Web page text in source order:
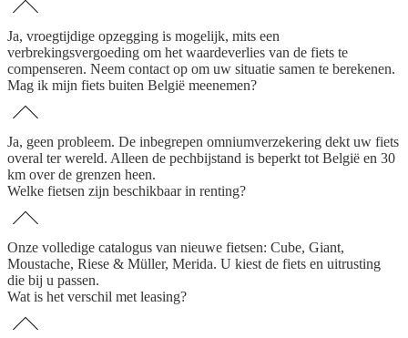
Ja, vroegtijdige opzegging is mogelijk, mits een
verbrekingsvergoeding om het waardeverlies van de fiets te
compenseren. Neem contact op om uw situatie samen te berekenen.
Mag ik mijn fiets buiten België meenemen?
Ja, geen probleem. De inbegrepen omniumverzekering dekt uw fiets
overal ter wereld. Alleen de pechbijstand is beperkt tot België en 30
km over de grenzen heen.
Welke fietsen zijn beschikbaar in renting?
Onze volledige catalogus van nieuwe fietsen: Cube, Giant,
Moustache, Riese & Müller, Merida. U kiest de fiets en uitrusting
die bij u passen.
Wat is het verschil met leasing?